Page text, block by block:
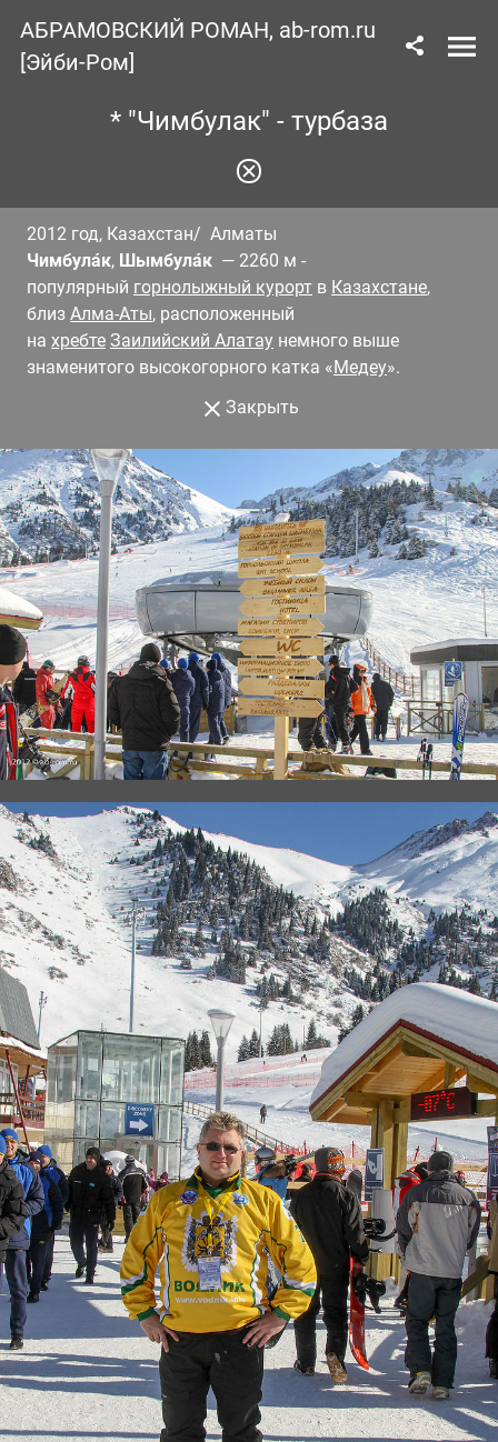
АБРАМОВСКИЙ РОМАН, ab-rom.ru
[Эйби-Ром]
* "Чимбулак" - турбаза
2012 год, Казахстан/ Алматы
Чимбула́к, Шымбула́к — 2260 м -
популярный горнолыжный курорт в Казахстане,
близ Алма-Аты, расположенный
на хребте Заилийский Алатау немного выше
знаменитого высокогорного катка «Медеу».
Закрыть